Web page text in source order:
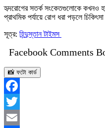
হৃদরোগের সতর্ক সংকেতগুলোকে কখনও
প্রাথমিক পর্যায়ে রোগ ধরা পড়লে
সূত্র: হিন্দুস্তান টাইমস
Facebook Comments
📸 ফটো কার্ড
Facebook
Twitter